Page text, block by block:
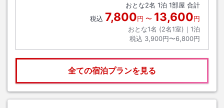
おとな2名 1泊 1部屋 合計
税込 7,800円 〜 13,600円
おとな1名 (2名1室)｜ 1泊
税込 3,900円〜6,800円
全ての宿泊プランを見る